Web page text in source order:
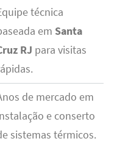
técnica
em Santa
RJ para visitas
de mercado em
e conserto
sistemas térmicos.